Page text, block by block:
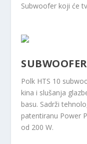
Subwoofer koji će
Polk HTS 10
kina i slušanja
basu. Sadrži
patentiranu Power
od 200 W.